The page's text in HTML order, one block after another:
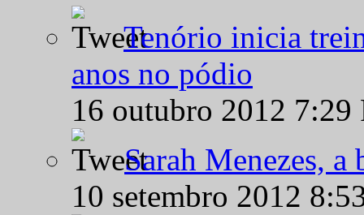
Tenório inicia
anos no pódio
16 outubro 2012
Sarah Menezes,
10 setembro 2012